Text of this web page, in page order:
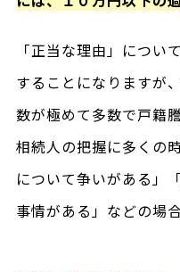
「正当な理由」につい
することになりますが
数が極めて多数で戸籍
相続人の把握に多くの
について争いがある」
事情がある」などの場